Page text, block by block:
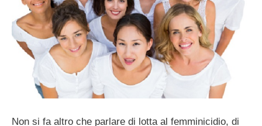
Non si fa altro che parlare di lotta al femminicidio, di